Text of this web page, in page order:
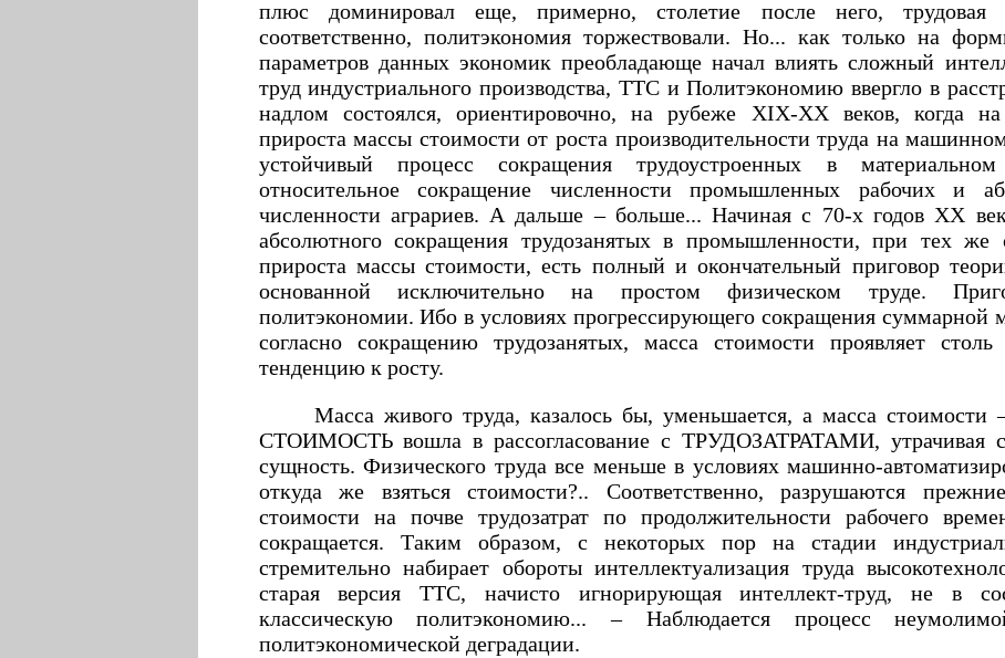
плюс доминировал еще, примерно, столетие после него, трудовая
соответственно, политэкономия торжествовали. Но... как только на
параметров данных экономик преобладающе начал влиять сложный
труд индустриального производства, ТТС и Политэкономию ввергло в
надлом состоялся, ориентировочно, на рубеже XIX-XX веков, когда
прироста массы стоимости от роста производительности труда на
устойчивый процесс сокращения трудоустроенных в
относительное сокращение численности промышленных рабочих и
численности аграриев. А дальше – больше... Начиная с 70-х годов XX
абсолютного сокращения трудозанятых в промышленности, при тех же
прироста массы стоимости, есть полный и окончательный приговор
основанной исключительно на простом физическом труде.
политэкономии. Ибо в условиях прогрессирующего сокращения суммарной
согласно сокращению трудозанятых, масса стоимости проявляет
тенденцию к росту.
Масса живого труда, казалось бы, уменьшается, а масса стоимости
СТОИМОСТЬ вошла в рассогласование с ТРУДОЗАТРАТАМИ, утрачивая
сущность. Физического труда все меньше в условиях машинно-
откуда же взяться стоимости?.. Соответственно, разрушаются
стоимости на почве трудозатрат по продолжительности рабочего
сокращается. Таким образом, с некоторых пор на стадии
стремительно набирает обороты интеллектуализация труда
старая версия ТТС, начисто игнорирующая интеллект-труд, не в
классическую политэкономию... – Наблюдается процесс
политэкономической деградации.